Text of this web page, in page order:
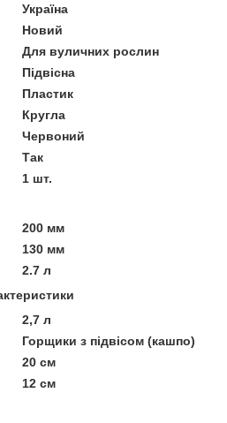
Україна
Новий
Для вуличних рослин
Підвісна
Пластик
Кругла
Червоний
Так
1 шт.
200 мм
130 мм
2.7 л
2,7 л
Горщики з підвісом (кашпо)
20 см
12 см